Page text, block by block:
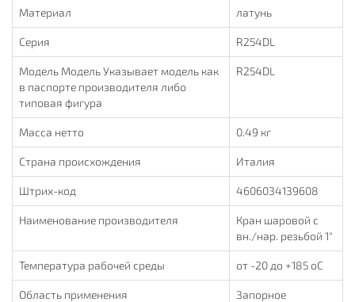
Материал латунь
Серия R254DL
Модель Модель Указывает модель как
в паспорте производителя либо
типовая фигура
R254DL
Масса нетто 0.49 кг
Страна происхождения Италия
Штрих-код 4606034139608
Наименование производителя
Кран шаровой с
вн./нар. резьбой 1"
Температура рабочей среды от -20 до +185 oC
Область применения
Запорное